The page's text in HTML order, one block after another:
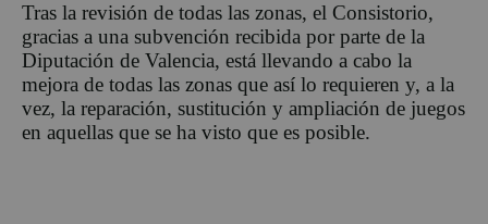
Tras la revisión de todas las zonas, el Consistorio,
gracias a una subvención recibida por parte de la
Diputación de Valencia, está llevando a cabo la
mejora de todas las zonas que así lo requieren y, a la
vez, la reparación, sustitución y ampliación de juegos
en aquellas que se ha visto que es posible.